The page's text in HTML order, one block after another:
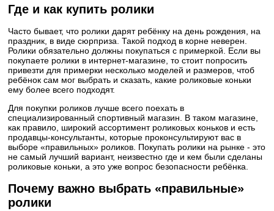
Где и как купить ролики
Часто бывает, что ролики дарят ребёнку на день рождения, на
праздник, в виде сюрприза. Такой подход в корне неверен.
Ролики обязательно должны покупаться с примеркой. Если вы
покупаете ролики в интернет-магазине, то стоит попросить
привезти для примерки несколько моделей и размеров, чтоб
ребёнок сам мог выбрать и сказать, какие роликовые коньки
ему более всего подходят.
Для покупки роликов лучше всего поехать в
специализированный спортивный магазин. В таком магазине,
как правило, широкий ассортимент роликовых коньков и есть
продавцы-консультанты, которые проконсультируют вас в
выборе «правильных» роликов. Покупать ролики на рынке - это
не самый лучший вариант, неизвестно где и кем были сделаны
роликовые коньки, а это уже вопрос безопасности ребёнка.
Почему важно выбрать «правильные»
ролики